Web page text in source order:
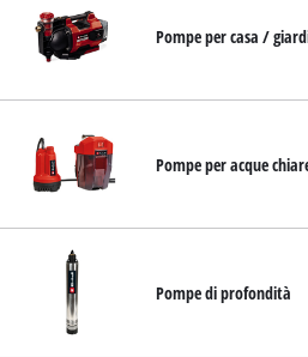
Pompe per casa /
Pompe per acque
Pompe di profondità